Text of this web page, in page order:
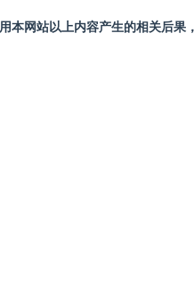
网站以上内容产生的相关后果